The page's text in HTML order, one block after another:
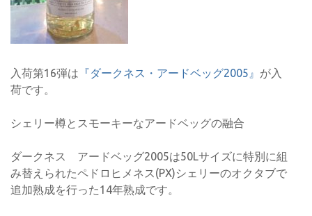
入荷第16弾は 『ダークネス・アードベッグ2005』 が入
荷です。
シェリー樽とスモーキーなアードベッグの融合
ダークネス アードベッグ2005は50Lサイズに特別に組
み替えられたペドロヒメネス(PX)シェリーのオクタブで
追加熟成を行った14年熟成です。